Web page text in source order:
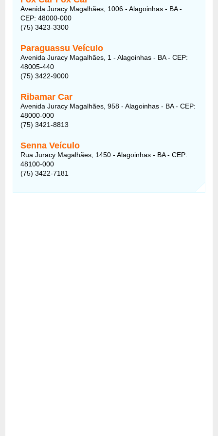
Avenida Juracy Magalhães, 1006 - Alagoinhas - BA -
CEP: 48000-000
(75) 3423-3300
Paraguassu Veículo
Avenida Juracy Magalhães, 1 - Alagoinhas - BA - CEP:
48005-440
(75) 3422-9000
Ribamar Car
Avenida Juracy Magalhães, 958 - Alagoinhas - BA - CEP:
48000-000
(75) 3421-8813
Senna Veículo
Rua Juracy Magalhães, 1450 - Alagoinhas - BA - CEP:
48100-000
(75) 3422-7181